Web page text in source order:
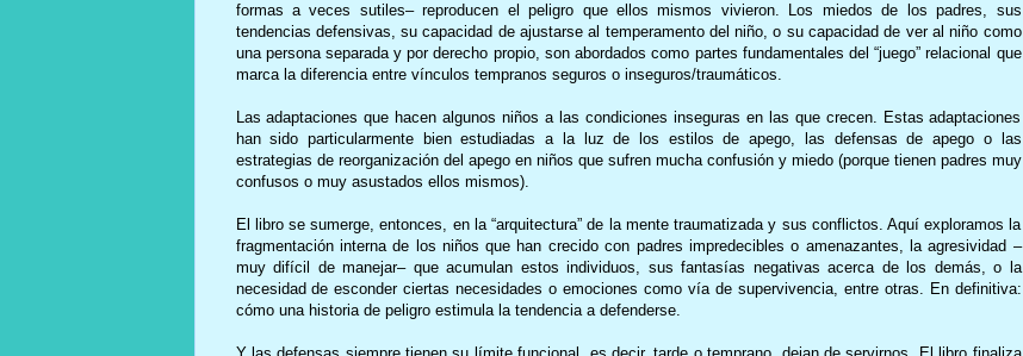
formas a veces sutiles– reproducen el peligro que ellos mismos vivieron. Los miedos de los padres, sus
tendencias defensivas, su capacidad de ajustarse al temperamento del niño, o su capacidad de ver al niño como
una persona separada y por derecho propio, son abordados como partes fundamentales del “juego” relacional que
marca la diferencia entre vínculos tempranos seguros o inseguros/traumáticos.
Las adaptaciones que hacen algunos niños a las condiciones inseguras en las que crecen. Estas adaptaciones
han sido particularmente bien estudiadas a la luz de los estilos de apego, las defensas de apego o las
estrategias de reorganización del apego en niños que sufren mucha confusión y miedo (porque tienen padres muy
confusos o muy asustados ellos mismos).
El libro se sumerge, entonces, en la “arquitectura” de la mente traumatizada y sus conflictos. Aquí exploramos la
fragmentación interna de los niños que han crecido con padres impredecibles o amenazantes, la agresividad –
muy difícil de manejar– que acumulan estos individuos, sus fantasías negativas acerca de los demás, o la
necesidad de esconder ciertas necesidades o emociones como vía de supervivencia, entre otras. En definitiva:
cómo una historia de peligro estimula la tendencia a defenderse.